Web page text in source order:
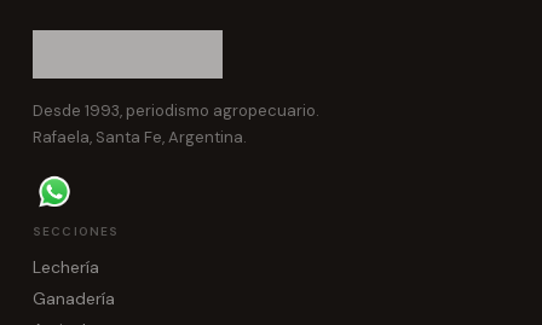
Desde 1993, periodismo agropecuario.
Rafaela, Santa Fe, Argentina.
SECCIONES
Lechería
Ganadería